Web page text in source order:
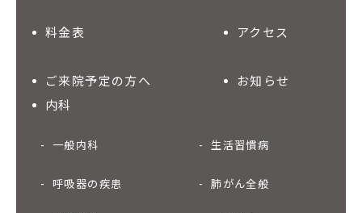
料金表 アクセス
ご来院予定の方へ
お知らせ
内科
一般内科 生活習慣病
呼吸器の疾患 肺がん全般